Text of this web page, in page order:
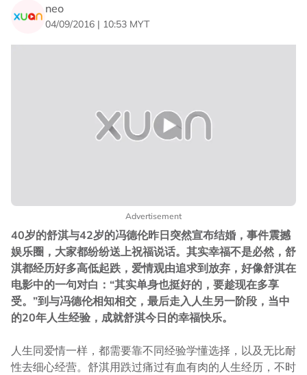
neo
04/09/2016 | 10:53 MYT
Advertisement
40岁的舒淇与42岁的冯德伦昨日突然宣布结婚，事件震撼
娱乐圈​​，大家都纷纷送上祝福说话。其实幸福不是必然，舒
淇都经历好多高低起跌，爱情观由追求到放弃，好像舒淇在
电影中的一句对白：“其实单身也挺好的，要趁现在多享
受。”到与冯德伦相知相交，最后走入人生另一阶段，当中
的20年人生经验，成就舒淇今日的幸福快乐。
人生同爱情一样，都需要靠不同经验学懂选择，以及无比耐
性去细心经营。舒淇用跌过痛过有血有肉的人生经历，不时